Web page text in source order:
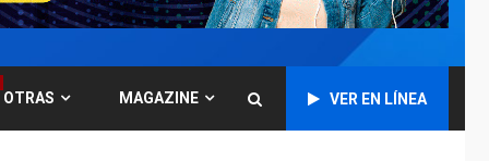
OTRAS MAGAZINE VER EN LÍNEA
7
en agenda de
negociación con
comisión de AN 2015
ÚLTIMA HORA
El Deporte: Un